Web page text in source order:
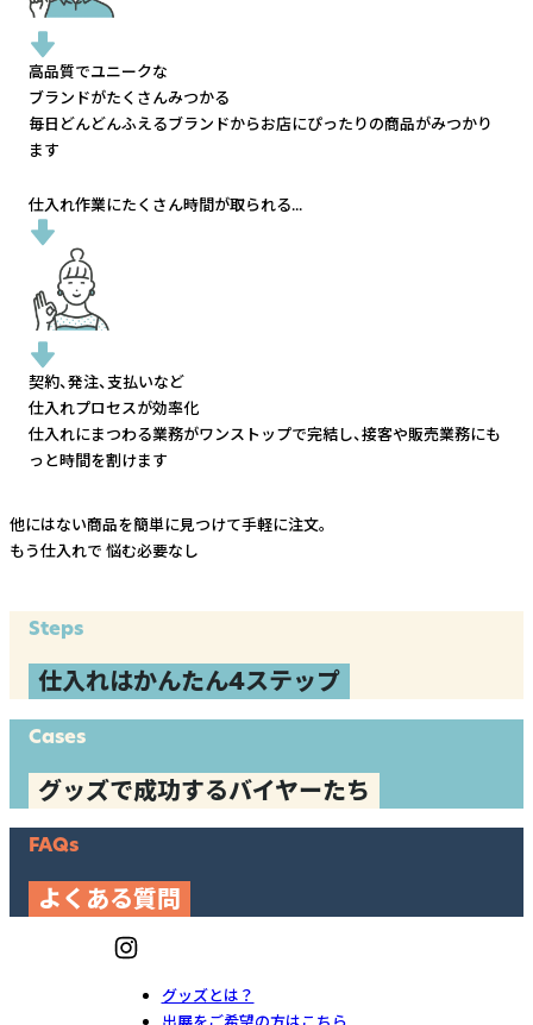
高品質でユニークな
ブランドがたくさんみつかる
毎日どんどんふえるブランドからお店にぴったりの商品がみつかり
ます
仕入れ作業にたくさん時間が取られる...
契約、発注、支払いなど
仕入れプロセスが効率化
仕入れにまつわる業務がワンストップで完結し、接客や販売業務にも
っと時間を割けます
他にはない商品を簡単に見つけて手軽に注文。
もう仕入れで 悩む必要なし
Steps
仕入れはかんたん4ステップ
Cases
グッズで成功するバイヤーたち
FAQs
よくある質問
グッズとは？